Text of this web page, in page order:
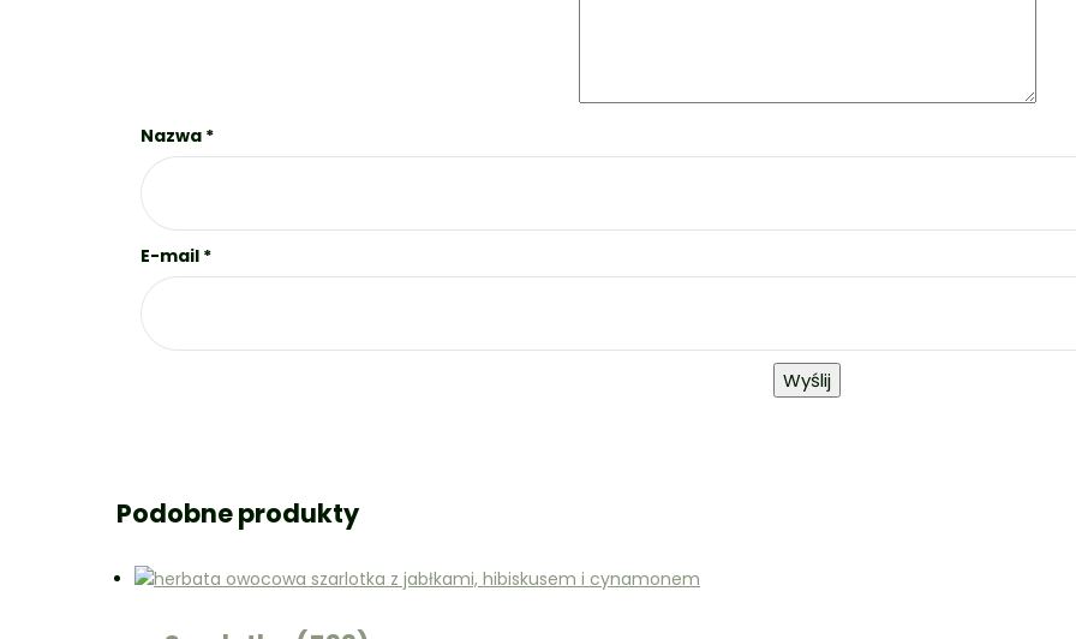
Nazwa *
E-mail *
Podobne produkty